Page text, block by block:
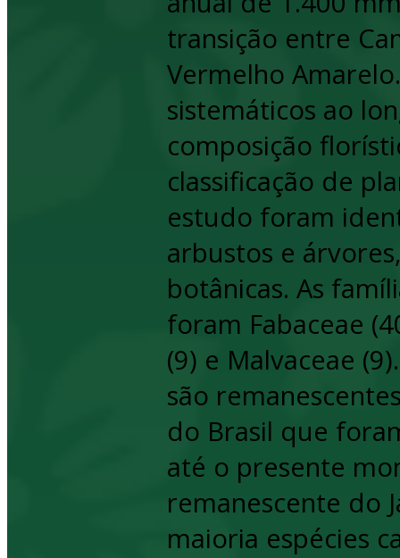
transição entre
Vermelho
sistemáticos ao
composição
classificação de
estudo foram
arbustos e
botânicas. As
foram Fabaceae
(9) e Malvaceae
são
do Brasil que
até o presente
remanescente do
maioria espécies